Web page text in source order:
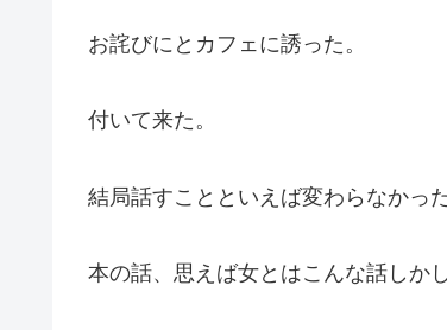
お詫びにとカフェに誘った。
付いて来た。
結局話すことといえば変わらなかった
本の話、思えば女とはこんな話しか